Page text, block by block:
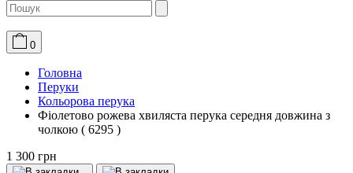
0
Головна
Перуки
Кольорова перука
Фіолетово рожева хвиляста перука середня довжина з
чолкою ( 6295 )
1 300 грн